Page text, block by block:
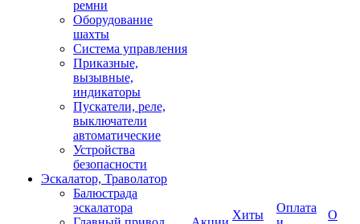
ремни
Оборудование
шахты
Система управления
Приказные,
вызывные,
индикаторы
Пускатели, реле,
выключатели
автоматические
Устройства
безопасности
Эскалатор, Траволатор
Балюстрада
эскалатора
Хиты
Оплата
О